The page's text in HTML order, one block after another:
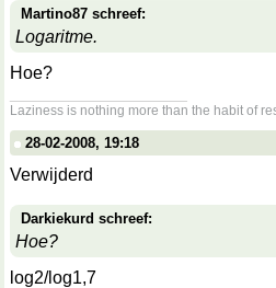
Martino87 schreef:
Logaritme.
Hoe?
Laziness is nothing more than the habit of
28-02-2008, 19:18
Verwijderd
Darkiekurd schreef:
Hoe?
log2/log1,7